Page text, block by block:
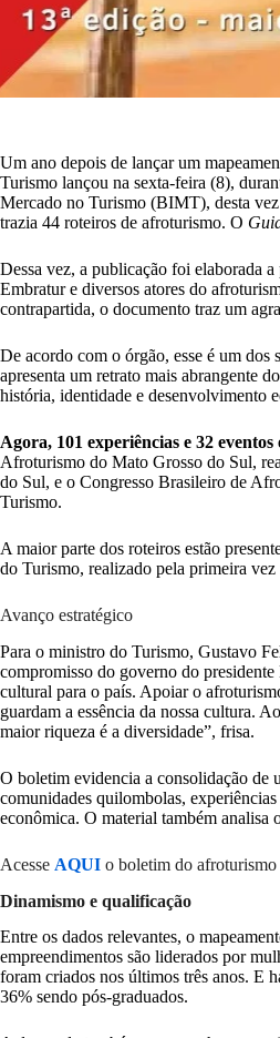
Um ano depois de lançar um
Turismo lançou na sexta-feira (8),
Mercado no Turismo (BIMT), desta
trazia 44 roteiros de afroturismo. O
Dessa vez, a publicação foi elaborada
Embratur e diversos atores do
contrapartida, o documento traz um
De acordo com o órgão, esse é um
apresenta um retrato mais abrangente
história, identidade e desenvolvimento
Agora, 101 experiências e 32
Afroturismo do Mato Grosso do Sul,
do Sul, e o Congresso Brasileiro de
Turismo.
A maior parte dos roteiros estão
do Turismo, realizado pela primeira vez
Avanço estratégico
Para o ministro do Turismo, Gustavo
compromisso do governo do
cultural para o país. Apoiar o
guardam a essência da nossa cultura.
maior riqueza é a diversidade”, frisa.
O boletim evidencia a consolidação de
comunidades quilombolas,
econômica. O material também analisa
Acesse AQUI o boletim do afroturismo
Dinamismo e qualificação
Entre os dados relevantes, o
empreendimentos são liderados por
foram criados nos últimos três anos. E
36% sendo pós-graduados.